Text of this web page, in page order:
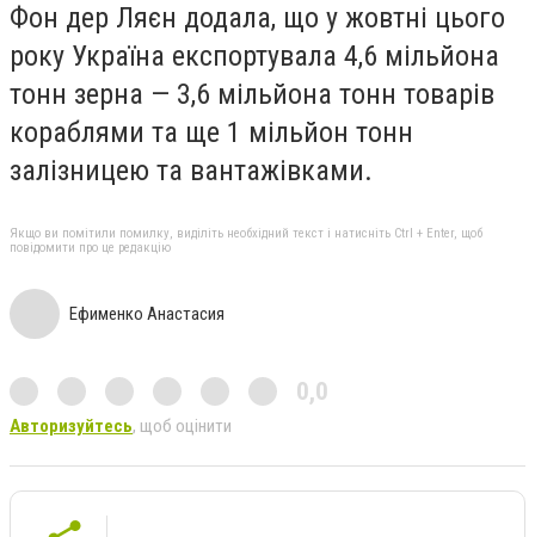
Фон дер Ляєн додала, що у жовтні цього
року Україна експортувала 4,6 мільйона
тонн зерна — 3,6 мільйона тонн товарів
кораблями та ще 1 мільйон тонн
залізницею та вантажівками.
Якщо ви помітили помилку, виділіть необхідний текст і натисніть Ctrl + Enter, щоб
повідомити про це редакцію
Ефименко Анастасия
0,0
Авторизуйтесь, щоб оцінити